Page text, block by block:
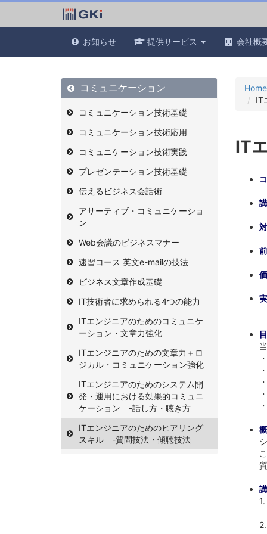
お知らせ 提供サービス 会社概
コミュニケーション
コミュニケーション技術基礎
コミュニケーション技術応用
コミュニケーション技術実践
プレゼンテーション技術基礎
伝えるビジネス会話術
アサーティブ・コミュニケーショ
ン
Web会議のビジネスマナー
速習コース 英文e-mailの技法
ビジネス文章作成基礎
IT技術者に求められる4つの能力
ITエンジニアのためのコミュニケ
ーション・文章力強化
ITエンジニアのための文章力＋ロ
ジカル・コミュニケーション強化
ITエンジニアのためのシステム開
発・運用における効果的コミュニ
ケーション -話し方・聴き方
ITエンジニアのためのヒアリング
スキル -質問技法・傾聴技法
Home
IT
IT